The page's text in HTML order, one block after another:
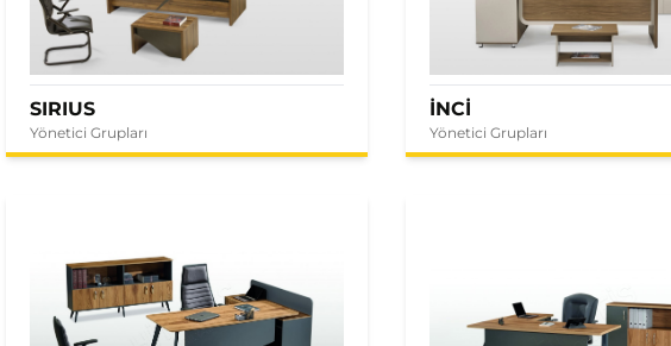
SIRIUS
Yönetici Grupları
İNCİ
Yönetici Grupları